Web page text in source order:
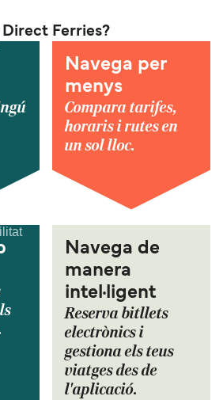
Ferries?
Navega per
menys
Compara tarifes,
horaris i rutes en
un sol lloc.
Navega de
manera
intel·ligent
Reserva bitllets
electrònics i
gestiona els teus
viatges des de
l'aplicació.